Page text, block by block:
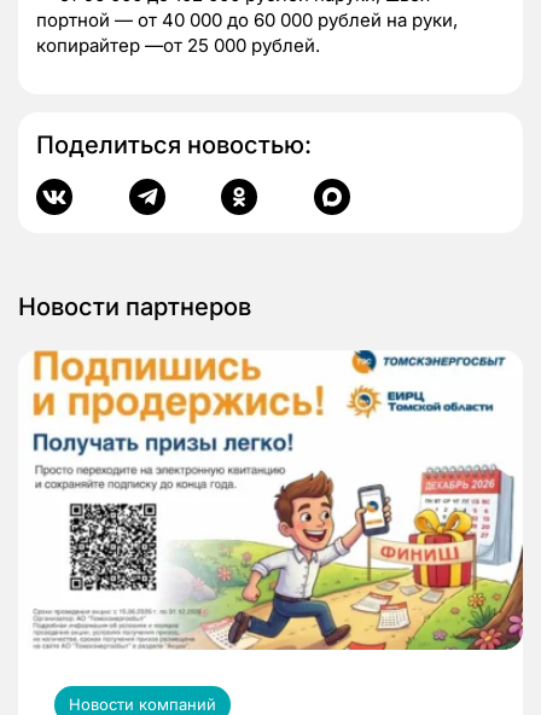
портной — от 40 000 до 60 000 рублей на руки,
копирайтер —от 25 000 рублей.
Поделиться новостью:
Новости партнеров
Новости компаний